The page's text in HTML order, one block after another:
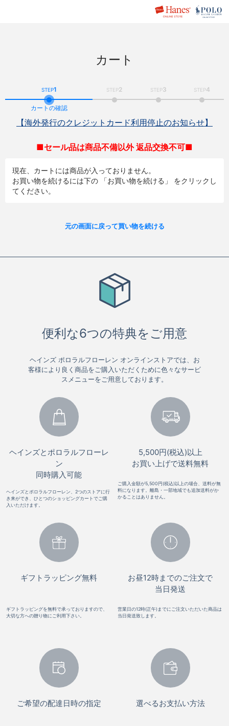
カート
STEP1
カートの確認
STEP2 STEP3 STEP4
【海外発行のクレジットカード利用停止のお知らせ】
■セール品は商品不備以外 返品交換不可■
現在、カートには商品が入っておりません。
お買い物を続けるには下の 「お買い物を続ける」 をクリックし
てください。
元の画面に戻って買い物を続ける
便利な6つの特典をご用意
ヘインズ ポロラルフローレン オンラインストアでは、お
客様により良く商品をご購入いただくために色々なサービ
スメニューをご用意しております。
ヘインズとポロラルフローレ
ン
同時購入可能
ヘインズとポロラルフローレン、2つのストアに行
き来ができ、ひとつのショッピングカートでご購
入いただけます。
5,500円(税込)以上
お買い上げで送料無料
ご購入金額が5,500円(税込)以上の場合、送料が無
料になります。離島・一部地域でも追加送料がか
かることはありません。
ギフトラッピング無料
ギフトラッピングを無料で承っておりますので、
大切な方への贈り物にご利用下さい。
お昼12時までのご注文で
当日発送
営業日の12時(正午)までにご注文いただいた商品は
当日発送致します。
ご希望の配達日時の指定 選べるお支払い方法